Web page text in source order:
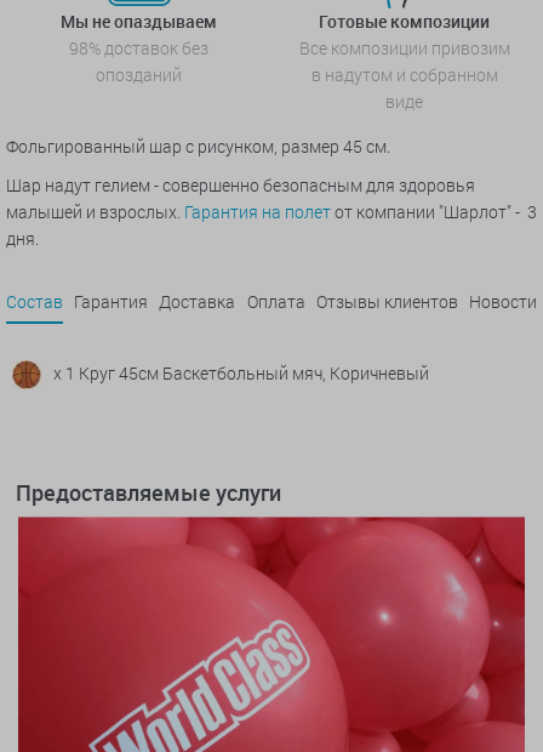
Мы не опаздываем
98% доставок без
опозданий
Готовые композиции
Все композиции привозим
в надутом и собранном
виде
Фольгированный шар с рисунком, размер 45 см.
Шар надут гелием - совершенно безопасным для здоровья
малышей и взрослых. Гарантия на полетот компании "Шарлот" - 3
дня.
Состав Гарантия Доставка Оплата Отзывы клиентов Новости
x 1 Круг 45см Баскетбольный мяч, Коричневый
Предоставляемые услуги